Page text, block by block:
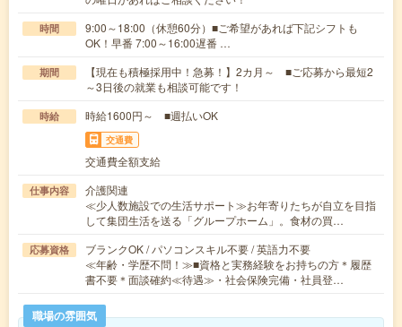
時間
9:00～18:00（休憩60分）■ご希望があれば下記シフトも
OK！早番 7:00～16:00遅番 …
期間
【現在も積極採用中！急募！】2カ月～ ■ご応募から最短2
～3日後の就業も相談可能です！
時給 時給1600円～ ■週払いOK
交通費
交通費全額支給
仕事内容
介護関連
≪少人数施設での生活サポート≫お年寄りたちが自立を目指
して集団生活を送る「グループホーム」。食材の買…
応募資格
ブランクOK / パソコンスキル不要 / 英語力不要
≪年齢・学歴不問！≫■資格と実務経験をお持ちの方＊履歴
書不要＊面談確約≪待遇≫・社会保険完備・社員登…
職場の雰囲気